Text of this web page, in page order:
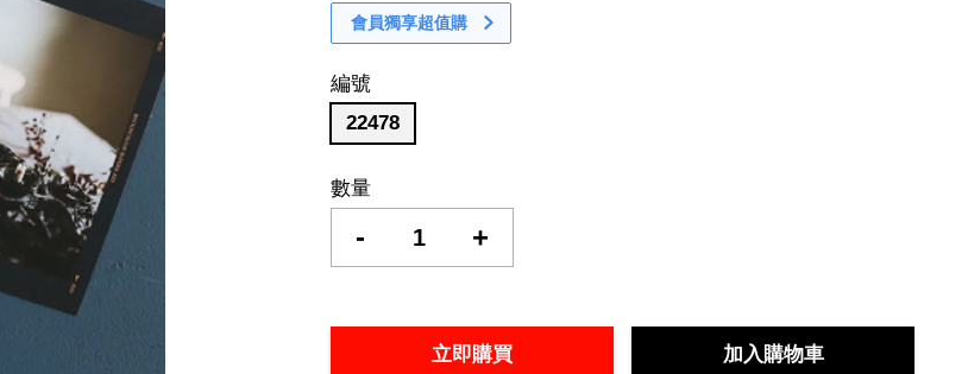
會員獨享超值購
編號
22478
數量
- +
立即購買 加入購物車